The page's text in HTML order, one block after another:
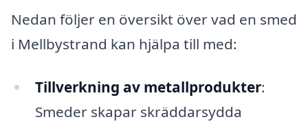
Nedan följer en översikt över vad en smed
i Mellbystrand kan hjälpa till med:
Tillverkning av metallprodukter:
Smeder skapar skräddarsydda